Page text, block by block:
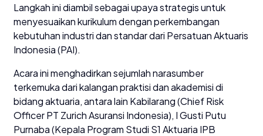
Langkah ini diambil sebagai upaya strategis untuk
menyesuaikan kurikulum dengan perkembangan
kebutuhan industri dan standar dari Persatuan Aktuaris
Indonesia (PAI).
Acara ini menghadirkan sejumlah narasumber
terkemuka dari kalangan praktisi dan akademisi di
bidang aktuaria, antara lain Kabilarang (Chief Risk
Officer PT Zurich Asuransi Indonesia), I Gusti Putu
Purnaba (Kepala Program Studi S1 Aktuaria IPB